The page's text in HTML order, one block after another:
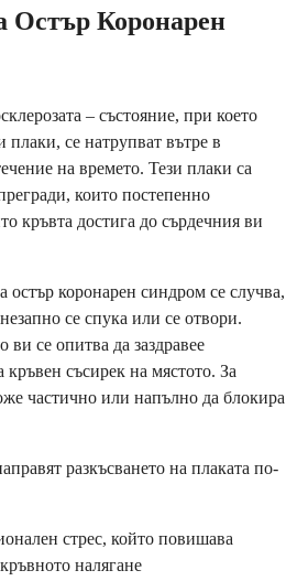
Остър Коронарен
– състояние, при което
плаки, се натрупват вътре в
на времето. Тези плаки са
които постепенно
кръвта достига до сърдечния ви
остър коронарен синдром се случва,
се спука или се отвори.
ви се опитва да заздравее
кръвен съсирек на мястото. За
частично или напълно да блокира
разкъсването на плаката по-
стрес, който повишава
налягане